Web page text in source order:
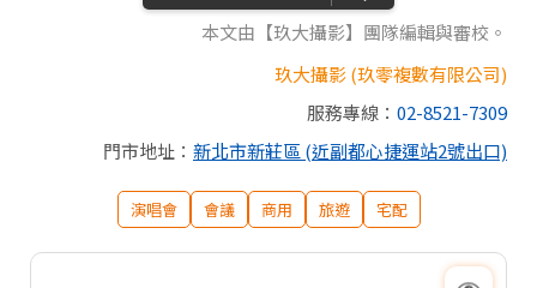
本文由【玖大攝影】團隊編輯與審校。
玖大攝影 (玖零複數有限公司)
服務專線： 02-8521-7309
門市地址： 新北市新莊區 (近副都心捷運站2號出口)
演唱會 會議 商用 旅遊 宅配